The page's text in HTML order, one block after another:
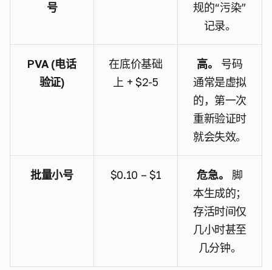
号
规的“污染”
记录。
PVA (电话
验证)
在底价基础
上 + $2-5
高。
号码
通常是虚拟
的，第一次
重新验证时
就会失效。
批量小号 $0.10 – $1 危急。
脚
本生成的；
存活时间仅
几小时甚至
几分钟。